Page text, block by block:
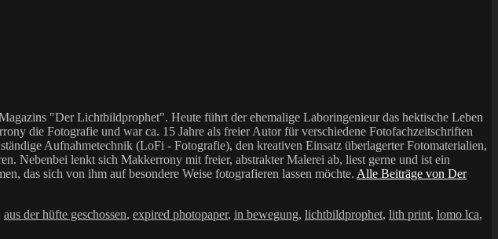
"Der Lichtbildprophet". Heute führt der ehemalige Laboringenieur das hektische Leben
die Fotografie und war ca. 15 Jahre als freier Autor für verschiedene Fotofachzeitschriften
Aufnahmetechnik (LoFi - Fotografie), den kreativen Einsatz überlagerter Fotomaterialien,
Nebenbei lenkt sich Makkerrony mit freier, abstrakter Malerei ab, liest gerne und ist ein
das sich von ihm auf besondere Weise fotografieren lassen möchte. Alle Beiträge von Der
aus der hüfte geschossen, expired photopaper, in bewegung, lichtbildprophet, lith print, lomo lca,